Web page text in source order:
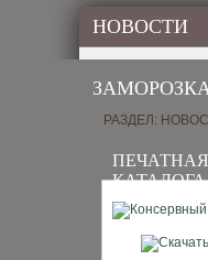
НОВОСТИ
КАТАЛОГА
РАЗДЕЛ: